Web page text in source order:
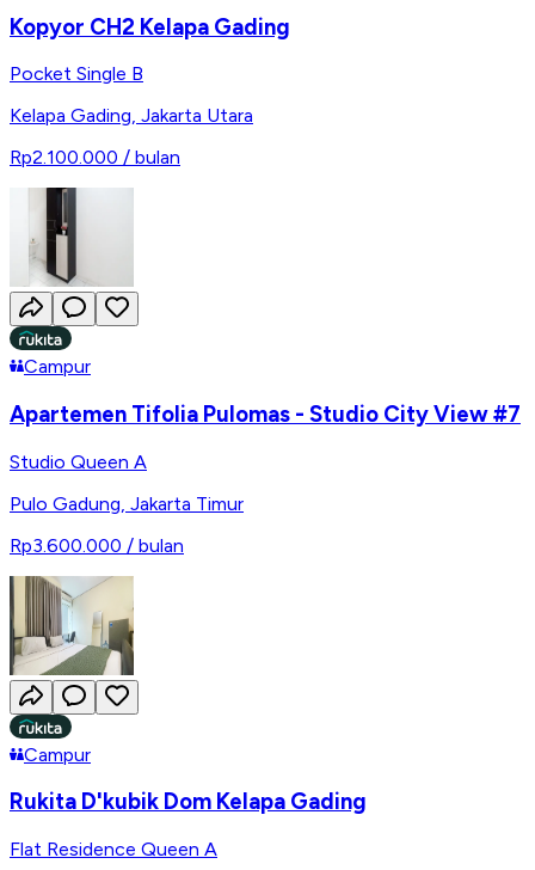
Kopyor CH2 Kelapa Gading
Pocket Single B
Kelapa Gading, Jakarta Utara
Rp2.100.000 / bulan
Campur
Apartemen Tifolia Pulomas - Studio City View #7
Studio Queen A
Pulo Gadung Jakarta Timur
Rp3.600.000 / bulan
Campur
Rukita D'kubik Dom Kelapa Gading
Flat Residence Queen A